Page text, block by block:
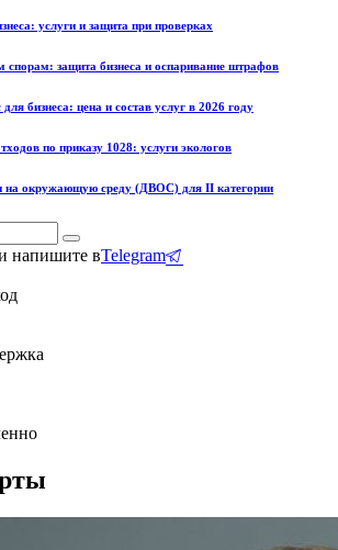
услуги и защита при проверках
спорам: защита бизнеса и оспаривание штрафов
бизнеса: цена и состав услуг в 2026 году
по приказу 1028: услуги экологов
на окружающую среду (ДВОС) для II категории
напишите вTelegram